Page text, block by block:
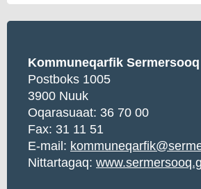
Kommuneqarfik Sermersooq
Postboks 1005
3900 Nuuk
Oqarasuaat: 36 70 00
Fax: 31 11 51
E-mail:
Nittartagaq: